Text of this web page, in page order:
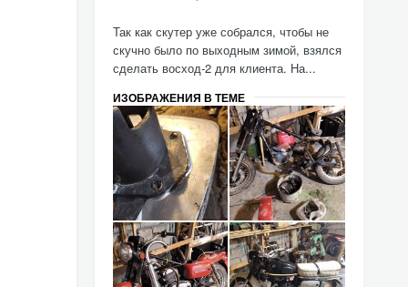
Так как скутер уже собрался, чтобы не
скучно было по выходным зимой, взялся
сделать восход-2 для клиента. На...
ИЗОБРАЖЕНИЯ В ТЕМЕ